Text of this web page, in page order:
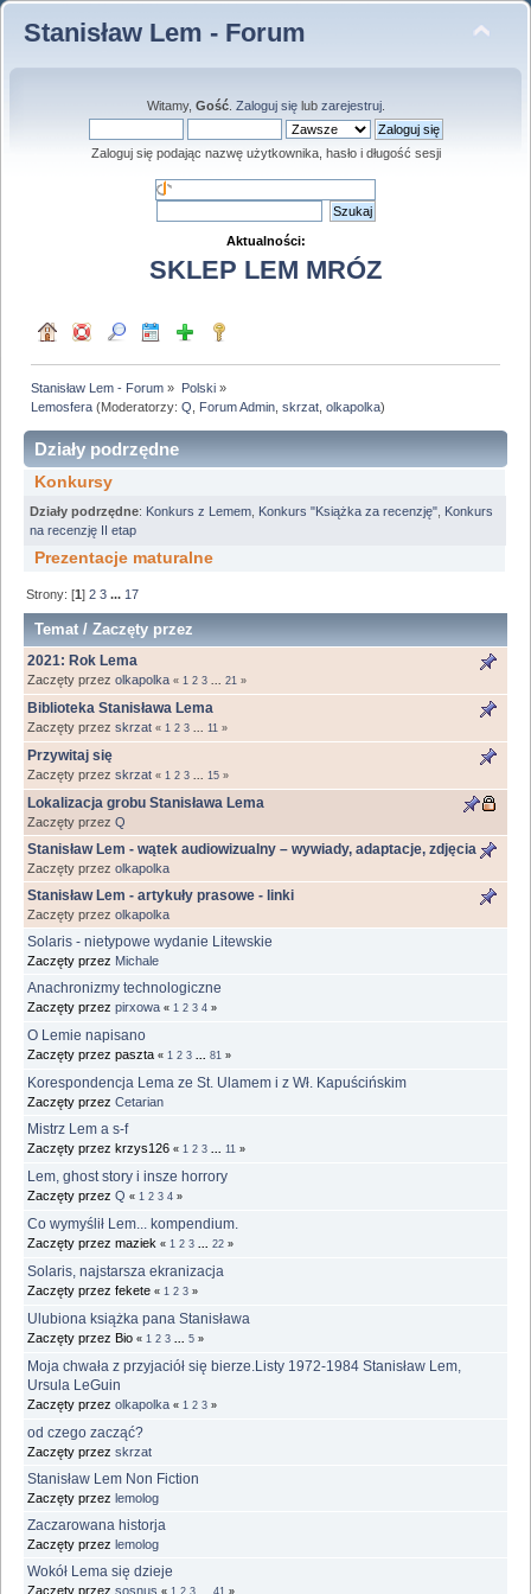
Stanisław Lem - Forum
Witamy, Gość. Zaloguj sięlub zarejestruj.
Zaloguj się podając nazwę użytkownika, hasło i długość sesji
Aktualności:
SKLEP LEM MRÓZ
Stanisław Lem - Forum » Polski»
Lemosfera (Moderatorzy:Q Forum Admin ,skrzat ,olkapolka)
Działy podrzędne
Konkursy
Działy podrzędne: Konkurs z Lemem Konkurs "Książka za recenzję" Konkurs
na recenzję II etap
Prezentacje maturalne
Strony: [1]2 3 ... 17
Temat/Zaczęty przez
2021: Rok Lema
Zaczęty przez olkapolka « 1 2 3 ... 21 »
Biblioteka Stanisława Lema
Zaczęty przez skrzat « 1 2 3 ... 11 »
Przywitaj się
Zaczęty przez skrzat « 1 2 3 ... 15 »
Lokalizacja grobu Stanisława Lema
Zaczęty przez Q
Stanisław Lem - wątek audiowizualny – wywiady, adaptacje, zdjęcia
Zaczęty przez olkapolka
Stanisław Lem - artykuły prasowe - linki
Zaczęty przez olkapolka
Solaris - nietypowe wydanie Litewskie
Zaczęty przez Michale
Anachronizmy technologiczne
Zaczęty przez pirxowa « 1 2 3 4 »
O Lemie napisano
Zaczęty przez paszta « 1 2 3 ... 81 »
Korespondencja Lema ze St. Ulamem i z Wł. Kapuścińskim
Zaczęty przez Cetarian
Mistrz Lem a s-f
Zaczęty przez krzys126 « 1 2 3 ... 11 »
Lem, ghost story i insze horrory
Zaczęty przez Q « 1 2 3 4 »
Co wymyślił Lem... kompendium.
Zaczęty przez maziek « 1 2 3 ... 22 »
Solaris, najstarsza ekranizacja
Zaczęty przez fekete « 1 2 3 »
Ulubiona książka pana Stanisława
Zaczęty przez Bio « 1 2 3 ... 5 »
Moja chwała z przyjaciół się bierze.Listy 1972-1984 Stanisław Lem,
Ursula LeGuin
Zaczęty przez olkapolka « 1 2 3 »
od czego zacząć?
Zaczęty przez skrzat
Stanisław Lem Non Fiction
Zaczęty przez lemolog
Zaczarowana historja
Zaczęty przez lemolog
Wokół Lema się dzieje
Zaczęty przez sosnus